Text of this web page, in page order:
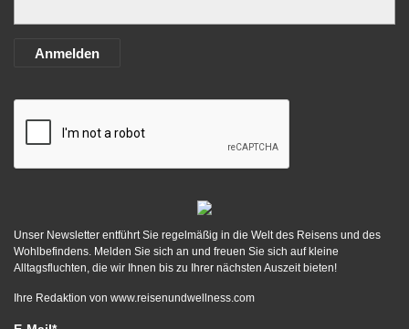
Anmelden
Unser Newsletter entführt Sie regelmäßig in die Welt des Reisens und des
Wohlbefindens. Melden Sie sich an und freuen Sie sich auf kleine
Alltagsfluchten, die wir Ihnen bis zu Ihrer nächsten Auszeit bieten!
Ihre Redaktion von www.reisenundwellness.com